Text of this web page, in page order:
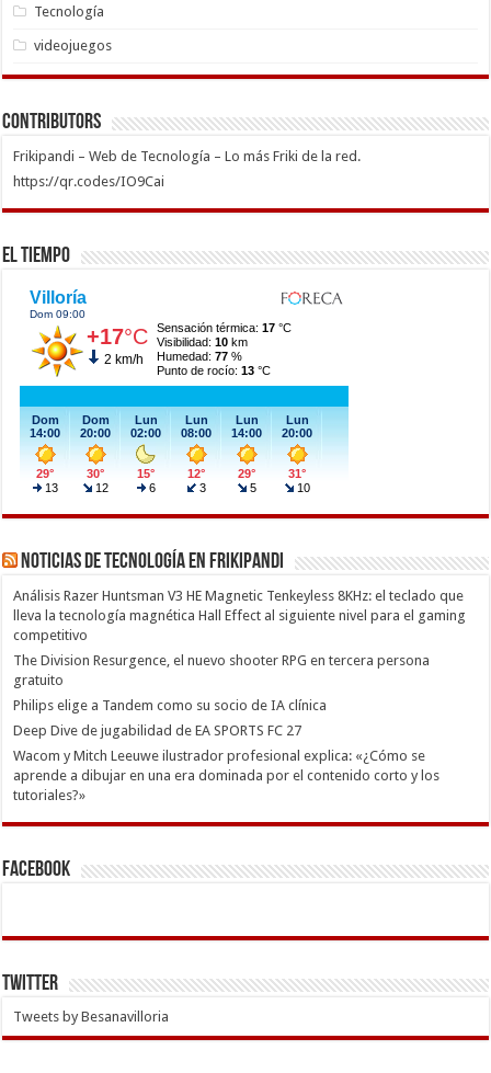
Tecnología
videojuegos
Contributors
Frikipandi – Web de Tecnología – Lo más Friki de la red.
https://qr.codes/IO9Cai
El Tiempo
Noticias de Tecnología en Frikipandi
Análisis Razer Huntsman V3 HE Magnetic Tenkeyless 8KHz: el teclado que
lleva la tecnología magnética Hall Effect al siguiente nivel para el gaming
competitivo
The Division Resurgence, el nuevo shooter RPG en tercera persona
gratuito
Philips elige a Tandem como su socio de IA clínica
Deep Dive de jugabilidad de EA SPORTS FC 27
Wacom y Mitch Leeuwe ilustrador profesional explica: «¿Cómo se
aprende a dibujar en una era dominada por el contenido corto y los
tutoriales?»
Facebook
Twitter
Tweets by Besanavilloria